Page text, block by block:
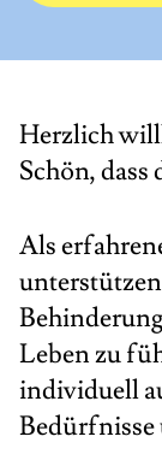
Herzlich
Schön, dass
Als
Leben zu
individuell
Bedürfnisse